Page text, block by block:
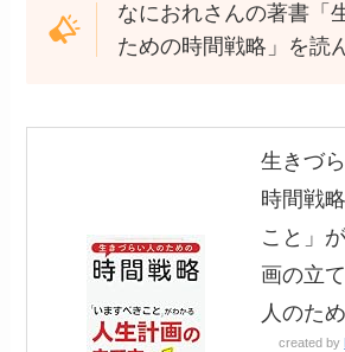
なにおれさんの著書「
ための時間戦略」を読
生きづ
時間戦
こと」
画の立
人のた
created by